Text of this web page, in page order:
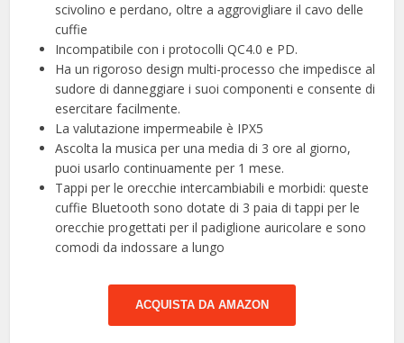
scivolino e perdano, oltre a aggrovigliare il cavo delle
cuffie
Incompatibile con i protocolli QC4.0 e PD.
Ha un rigoroso design multi-processo che impedisce al
sudore di danneggiare i suoi componenti e consente di
esercitare facilmente.
La valutazione impermeabile è IPX5
Ascolta la musica per una media di 3 ore al giorno,
puoi usarlo continuamente per 1 mese.
Tappi per le orecchie intercambiabili e morbidi: queste
cuffie Bluetooth sono dotate di 3 paia di tappi per le
orecchie progettati per il padiglione auricolare e sono
comodi da indossare a lungo
ACQUISTA DA AMAZON